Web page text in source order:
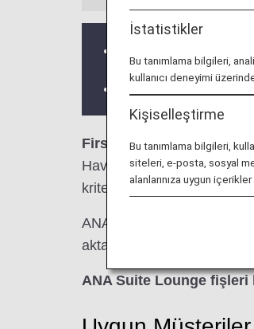
Lounge'ın yer
First Class SilverKris
Havaalanında
kriterlerini bulacaksınız.
ANA Group tarafından
aktarma yaparken lounge
ANA Suite Lounge fişleri
İstatistikler
Bu tanımlama bilgileri,
kullanıcı deneyimi
Kişiselleştirme
Bu tanımlama bilgileri,
siteleri, e-posta, sosyal
alanlarınıza uygun içerikler